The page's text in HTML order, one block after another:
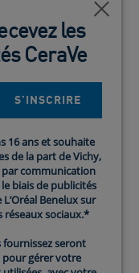
les
CeraVe
S’INSCRIRE​
16 ans et souhaite
de la part de Vichy,
par communication
biais de publicités
Benelux sur
réseaux sociaux.*
seront
pour gérer votre